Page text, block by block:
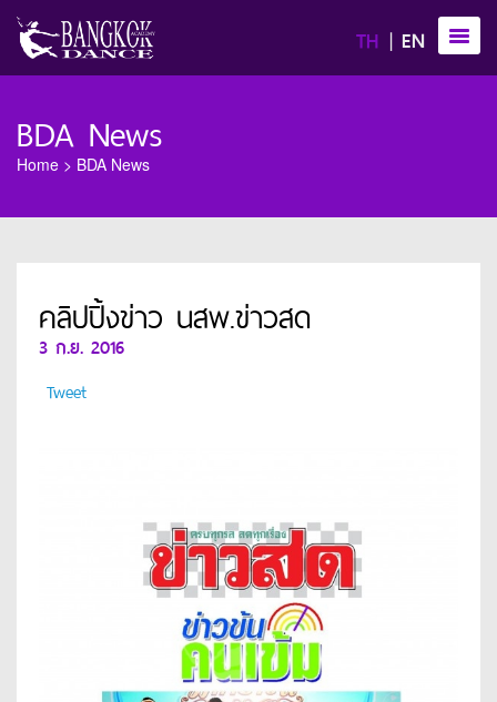
TH EN
BDA News
Home > BDA News
คลิปปิ้งข่าว นสพ.ข่าวสด
3 ก.ย. 2016
Tweet